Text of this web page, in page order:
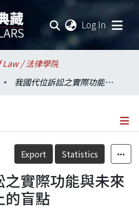
Log In
/ 法律學院
我國代位訴訟之實際功能與未來發展：思考上的盲點
Details
Export Statistics
實際功能與未來
的盲點